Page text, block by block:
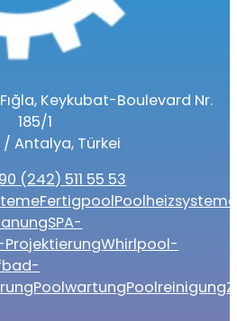
Keykubat-Boulevard Nr.
185/1
Antalya, Türkei
(242) 511 55 53
FertigpoolPoolheizsysteme
SPA-
ProjektierungWhirlpool-
PoolwartungPoolreinigung